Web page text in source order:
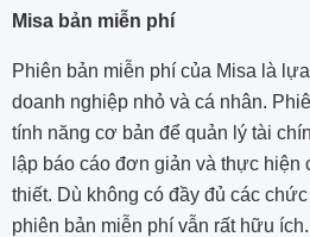
Misa bản miễn phí
Phiên bản miễn phí của Misa là
doanh nghiệp nhỏ và cá nhân.
tính năng cơ bản để quản lý tài
lập báo cáo đơn giản và thực hiện
thiết. Dù không có đầy đủ các
phiên bản miễn phí vẫn rất hữu